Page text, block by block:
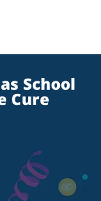
School
Cure